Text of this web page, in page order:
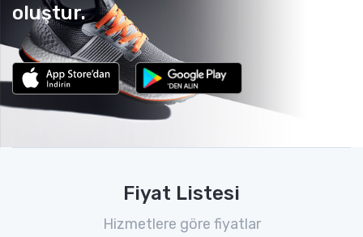
oluştur.
Fiyat Listesi
Hizmetlere göre fiyatlar